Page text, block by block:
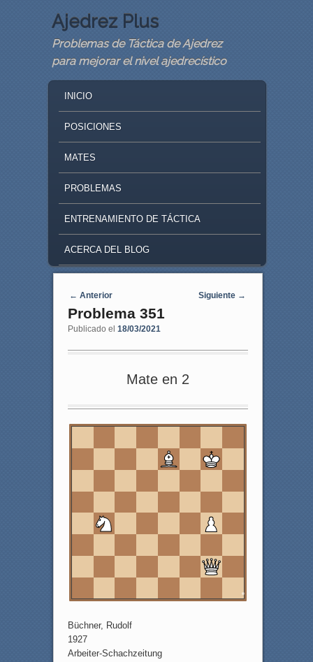
Ajedrez Plus
Problemas de Táctica de Ajedrez
para mejorar el nivel ajedrecístico
SKIP TO PRIMARY CONTENT
SKIP TO SECONDARY CONTENT
INICIO
POSICIONES
MATES
PROBLEMAS
ENTRENAMIENTO DE TÁCTICA
ACERCA DEL BLOG
Navegaci�n de entradas
← Anterior Siguiente →
Problema 351
Publicado el 18/03/2021
Mate en 2
Büchner, Rudolf
1927
Arbeiter-Schachzeitung